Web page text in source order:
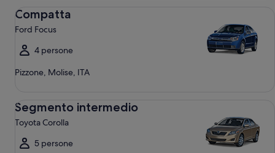
Compatta
Ford Focus
4 persone
Pizzone, Molise, ITA
Segmento intermedio
Toyota Corolla
5 persone